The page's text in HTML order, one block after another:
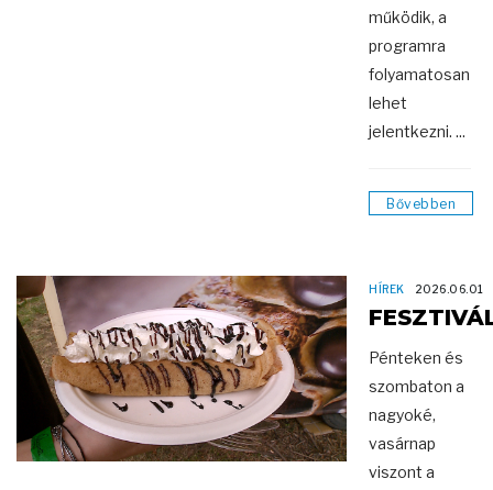
működik, a
programra
folyamatosan
lehet
jelentkezni. ...
Bővebben
HÍREK 2026.06.01
Pénteken és
szombaton a
nagyoké,
vasárnap
viszont a